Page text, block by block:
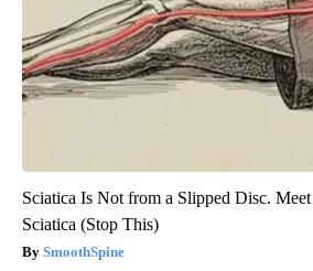
Sciatica Is Not from a Slipped Disc.
Sciatica (Stop This)
SmoothSpine